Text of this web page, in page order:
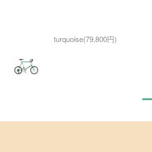
turquoise(79,800円)